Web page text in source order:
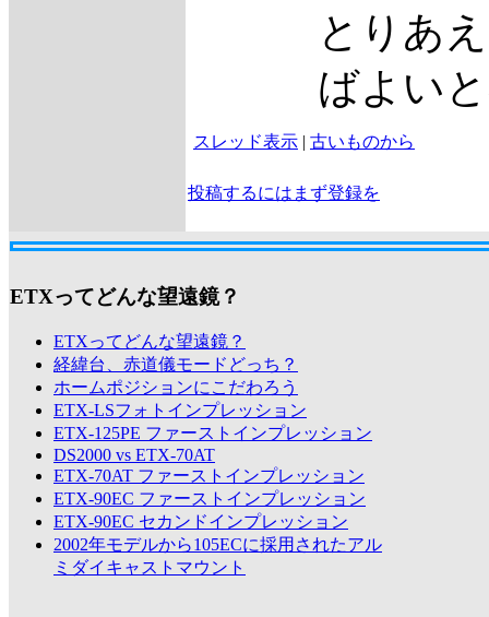
とりあ
ばよい
スレッド表示 | 古いものから
投稿するにはまず登録を
ETXってどんな望遠鏡？
ETXってどんな望遠鏡？
経緯台、赤道儀モードどっち？
ホームポジションにこだわろう
ETX-LSフォトインプレッション
ETX-125PE ファーストインプレッション
DS2000 vs ETX-70AT
ETX-70AT ファーストインプレッション
ETX-90EC ファーストインプレッション
ETX-90EC セカンドインプレッション
2002年モデルから105ECに採用されたアル
ミダイキャストマウント